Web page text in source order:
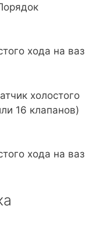
холостого
16 клапанов)